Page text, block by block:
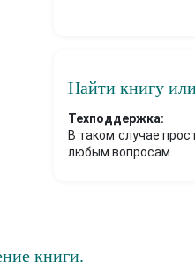
к
с
о
ч
е
и
Найти книгу
Техподдержка:
В таком случае
любым вопросам.
книги.